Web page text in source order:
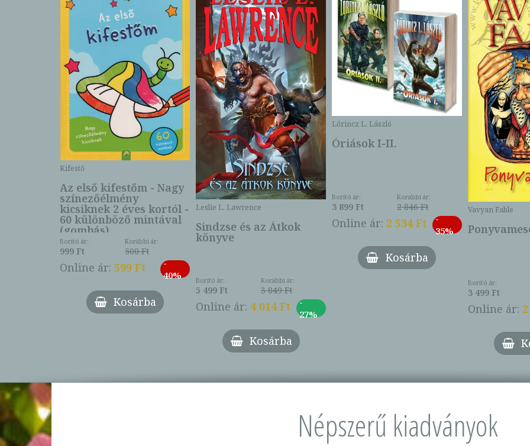
Kifestő
Az első kifestőm - Nagy
színezőélmény
kicsiknek 2 éves kortól -
60 különböző mintával
(gombás)
Borító ár:
999 Ft
Korábbi ár:
500 Ft
Online ár: 599 Ft
-
40%
Kosárba
Leslie L. Lawrence
Sindzse és az Átkok
könyve
Borító ár:
5 499 Ft
Korábbi ár:
3 849 Ft
Online ár: 4 014 Ft
-
27%
Kosárba
Lőrincz L. László
Óriások I-II.
Borító ár:
3 899 Ft
Korábbi ár:
2 846 Ft
Online ár: 2 534 Ft
-
35%
Kosárba
Vavyan Fable
Borító ár:
3 499 Ft
Online ár:
Népszerű kiadványok